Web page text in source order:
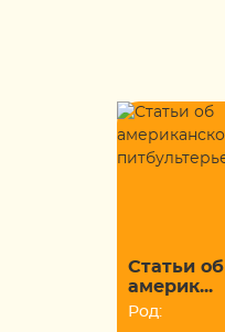
Статьи об
америк...
Род: